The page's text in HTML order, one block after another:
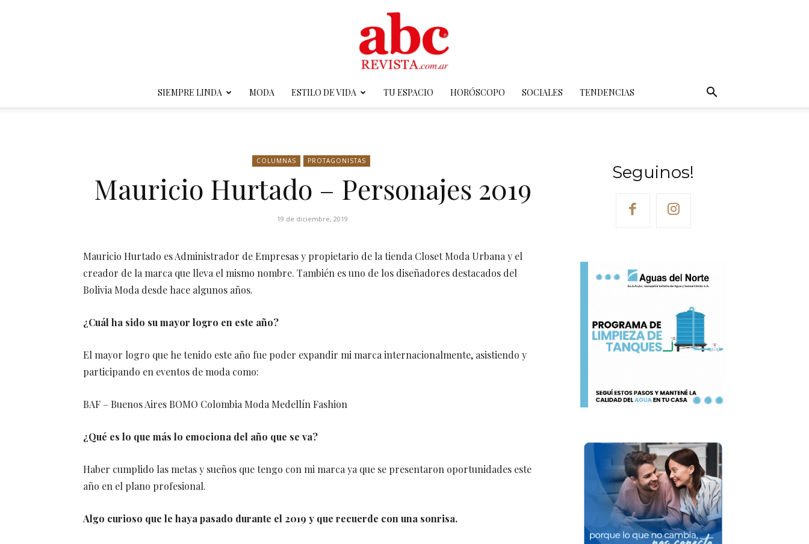
Revista
SIEMPRE LINDA MODA ESTILO DE VIDA TU ESPACIO HORÓSCOPO SOCIALES TENDENCIAS
COLUMNAS PROTAGONISTAS
Mauricio Hurtado – Personajes 2019
19 de diciembre, 2019
Mauricio Hurtado es Administrador de Empresas y propietario de la tienda Closet Moda Urbana y el
creador de la marca que lleva el mismo nombre. También es uno de los diseñadores destacados del
Bolivia Moda desde hace algunos años.
¿Cuál ha sido su mayor logro en este año?
El mayor logro que he tenido este año fue poder expandir mi marca internacionalmente, asistiendo y
participando en eventos de moda como:
BAF – Buenos Aires BOMO Colombia Moda Medellín Fashion
¿Qué es lo que más lo emociona del año que se va?
Haber cumplido las metas y sueños que tengo con mi marca ya que se presentaron oportunidades este
año en el plano profesional.
Algo curioso que le haya pasado durante el 2019 y que recuerde con una sonrisa.
Seguinos!